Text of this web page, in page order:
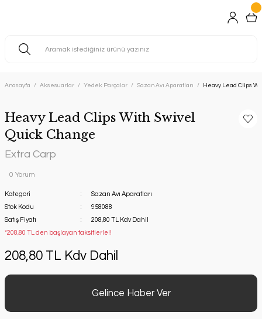
Anasayfa Aksesuarlar Yedek Parçalar Sazan Avı Aparatları Heavy Lead Clips
Heavy Lead Clips With Swivel
Quick Change
Extra Carp
0 Yorum
Kategori
Sazan Avı Aparatları
Stok Kodu
958088
Satış Fiyatı
208,80 TL Kdv Dahil
*208,80 TL den başlayan taksitlerle!!
208,80 TL Kdv Dahil
Gelince Haber Ver